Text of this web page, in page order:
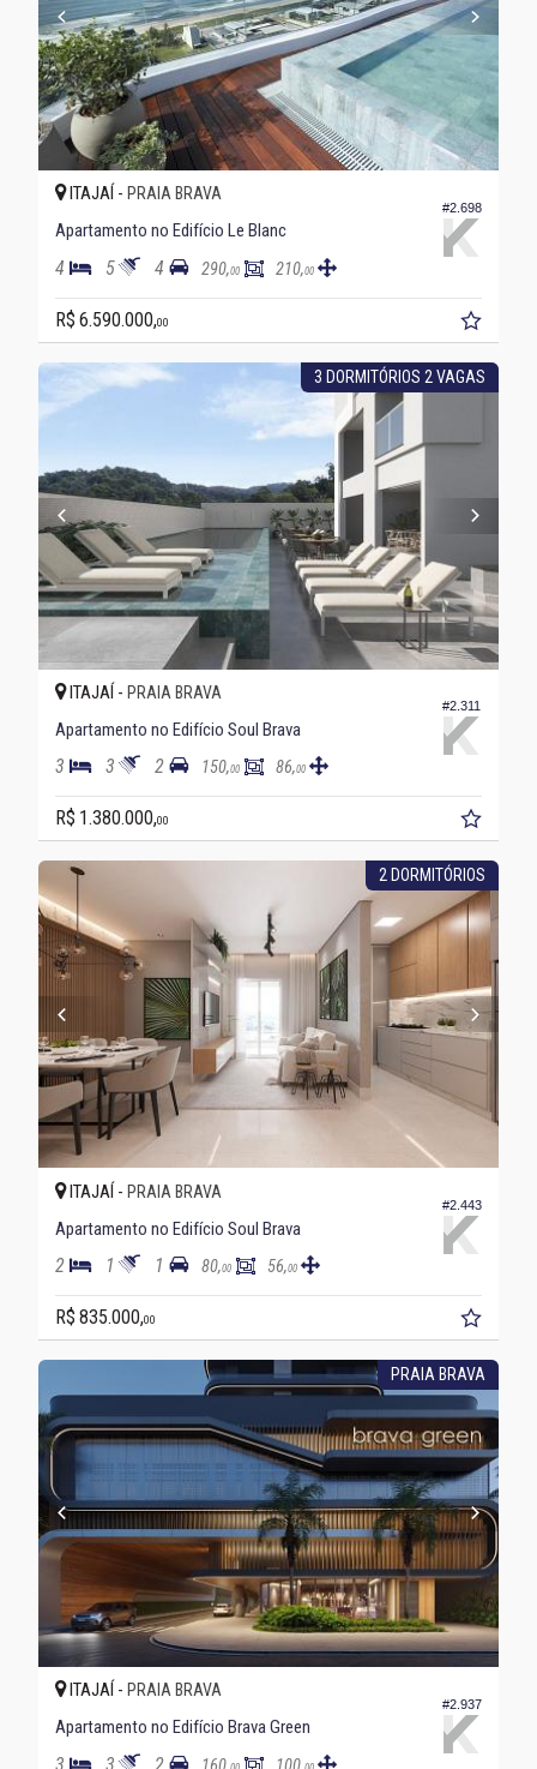
#2.698
ITAJAÍ - PRAIA BRAVA
Apartamento no Edifício Le Blanc
4 5 4 290,00 210,00
R$ 6.590.000,00
3 DORMITÓRIOS 2 VAGAS
#2.311
ITAJAÍ - PRAIA BRAVA
Apartamento no Edifício Soul Brava
3 3 2 150,00 86,00
R$ 1.380.000,00
2 DORMITÓRIOS
#2.443
ITAJAÍ - PRAIA BRAVA
Apartamento no Edifício Soul Brava
2 1 1 80,00 56,00
R$ 835.000,00
PRAIA BRAVA
#2.937
ITAJAÍ - PRAIA BRAVA
Apartamento no Edifício Brava Green
3 3 2